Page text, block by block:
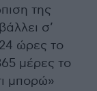
της
σ’
ώρες το
μέρες το
μπορώ»